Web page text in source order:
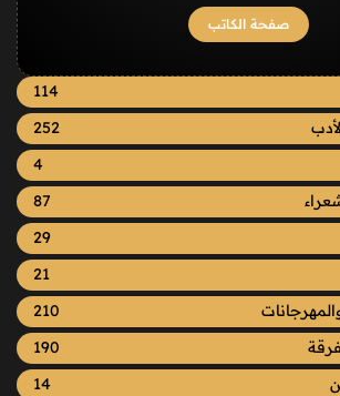
صفحة الكاتب
114
252
4
87
29
21
210
190
14